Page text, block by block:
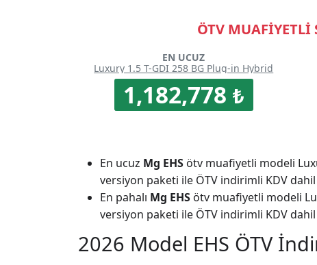
ÖTV MUAFİYETLİ
EN UCUZ
Luxury 1.5 T-GDI 258 BG Plug-in Hybrid
1,182,778 ₺
En ucuz Mg EHS ötv muafiyetli modeli
versiyon paketi ile ÖTV indirimli KDV dahil
En pahalı Mg EHS ötv muafiyetli modeli
versiyon paketi ile ÖTV indirimli KDV dahil
2026 Model EHS ÖTV